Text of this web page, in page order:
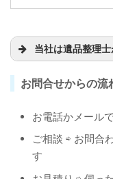
当社は遺品整理士
お問合せからの流
お電話かメール
ご相談 ⇨ お問合
す